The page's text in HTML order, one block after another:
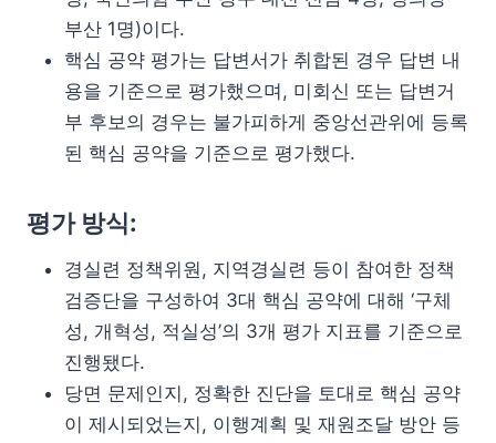
부산 1명)이다.
핵심 공약 평가는 답변서가 취합된 경우 답변 내
용을 기준으로 평가했으며, 미회신 또는 답변거
부 후보의 경우는 불가피하게 중앙선관위에 등록
된 핵심 공약을 기준으로 평가했다.
평가 방식:
경실련 정책위원, 지역경실련 등이 참여한 정책
검증단을 구성하여 3대 핵심 공약에 대해 ‘구체
성, 개혁성, 적실성’의 3개 평가 지표를 기준으로
진행됐다.
당면 문제인지, 정확한 진단을 토대로 핵심 공약
이 제시되었는지, 이행계획 및 재원조달 방안 등